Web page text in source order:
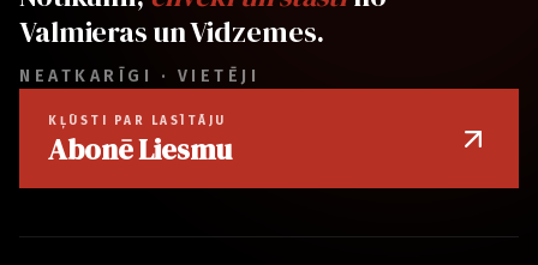
Valmieras un Vidzemes.
NEATKARĪGI · VIETĒJI
KĻŪSTI PAR LASĪTĀJU
Abonē Liesmu